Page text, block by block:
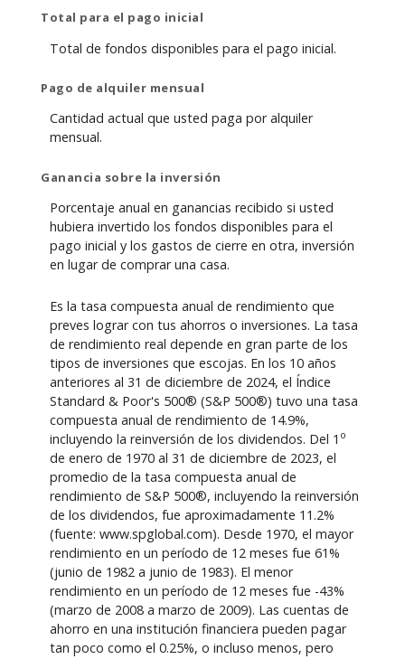
Total para el pago inicial
Total de fondos disponibles para el pago inicial.
Pago de alquiler mensual
Cantidad actual que usted paga por alquiler
mensual.
Ganancia sobre la inversión
Porcentaje anual en ganancias recibido si usted
hubiera invertido los fondos disponibles para el
pago inicial y los gastos de cierre en otra, inversión
en lugar de comprar una casa.
Es la tasa compuesta anual de rendimiento que
preves lograr con tus ahorros o inversiones. La tasa
de rendimiento real depende en gran parte de los
tipos de inversiones que escojas. En los 10 años
anteriores al 31 de diciembre de 2024, el Índice
Standard & Poor's 500® (S&P 500®) tuvo una tasa
compuesta anual de rendimiento de 14.9%,
incluyendo la reinversión de los dividendos. Del 1 o
de enero de 1970 al 31 de diciembre de 2023, el
promedio de la tasa compuesta anual de
rendimiento de S&P 500®, incluyendo la reinversión
de los dividendos, fue aproximadamente 11.2%
(fuente: www.spglobal.com). Desde 1970, el mayor
rendimiento en un período de 12 meses fue 61%
(junio de 1982 a junio de 1983). El menor
rendimiento en un período de 12 meses fue -43%
(marzo de 2008 a marzo de 2009). Las cuentas de
ahorro en una institución financiera pueden pagar
tan poco como el 0.25%, o incluso menos, pero